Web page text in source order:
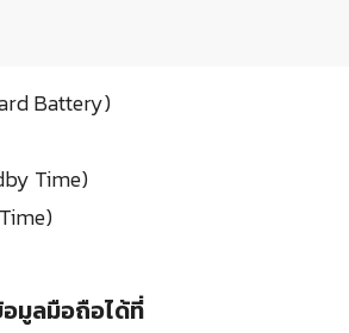
Battery)
Time)
มูลมือถือได้ที่